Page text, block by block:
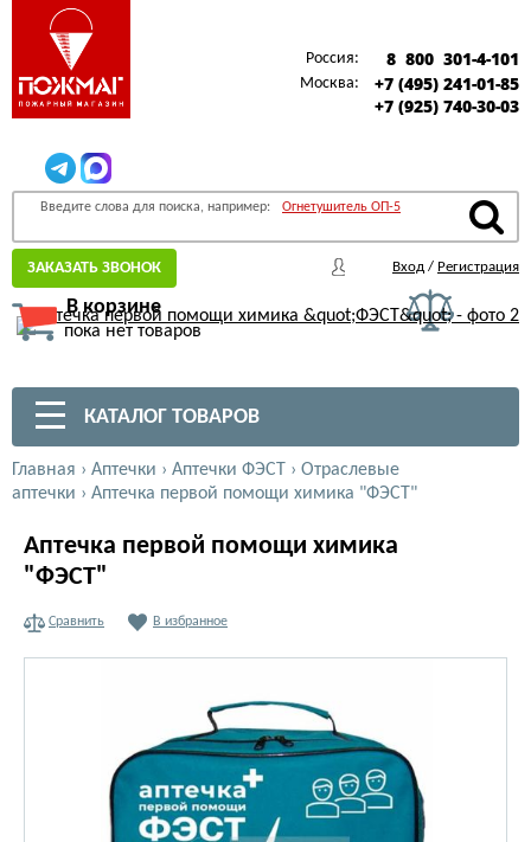
Россия: 8 800 301-4-101
Москва:
+7 (495) 241-01-85
+7 (925) 740-30-03
Введите слова для поиска, например: Огнетушитель ОП-5
ЗАКАЗАТЬ ЗВОНОК Вход / Регистрация
В корзине
пока нет товаров
КАТАЛОГ ТОВАРОВ
Главная › Аптечки › Аптечки ФЭСТ › Отраслевые
аптечки › Аптечка первой помощи химика "ФЭСТ"
Аптечка первой помощи химика
"ФЭСТ"
Сравнить В избранное